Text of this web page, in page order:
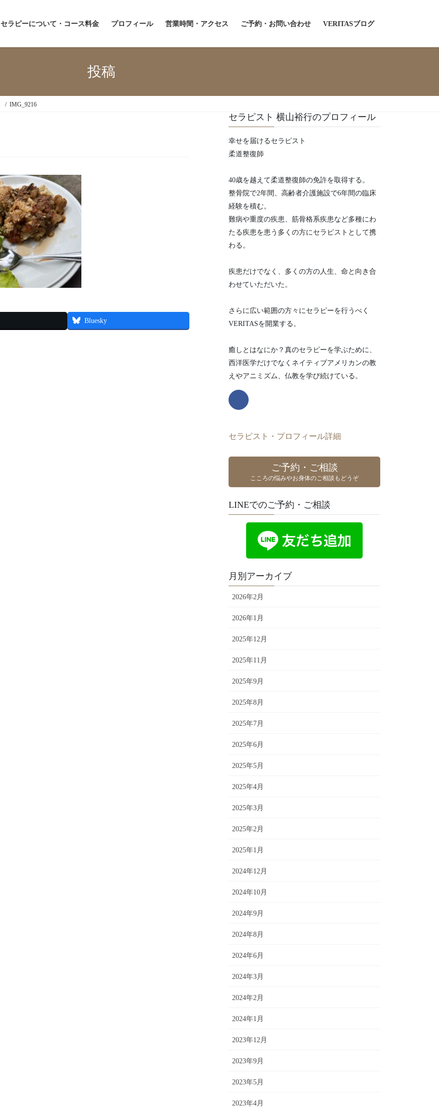
セラピーについて・コース料金 プロフィール 営業時間・アクセス ご予約・お問い合わせ VERITASブログ
投稿
IMG_9216
Bluesky
セラピスト 横山裕行のプロフィール
幸せを届けるセラピスト
柔道整復師
40歳を越えて柔道整復師の免許を取得する。
整骨院で2年間、高齢者介護施設で6年間の臨床
経験を積む。
難病や重度の疾患、筋骨格系疾患など多種にわ
たる疾患を患う多くの方にセラピストとして携
わる。
疾患だけでなく、多くの方の人生、命と向き合
わせていただいた。
さらに広い範囲の方々にセラピーを行うべく
VERITASを開業する。
癒しとはなにか？真のセラピーを学ぶために、
西洋医学だけでなくネイティブアメリカンの教
えやアニミズム、仏教を学び続けている。
セラピスト・プロフィール詳細
ご予約・ご相談
こころの悩みやお身体のご相談もどうぞ
LINEでのご予約・ご相談
月別アーカイブ
2026年2月
2026年1月
2025年12月
2025年11月
2025年9月
2025年8月
2025年7月
2025年6月
2025年5月
2025年4月
2025年3月
2025年2月
2025年1月
2024年12月
2024年10月
2024年9月
2024年8月
2024年6月
2024年3月
2024年2月
2024年1月
2023年12月
2023年9月
2023年5月
2023年4月